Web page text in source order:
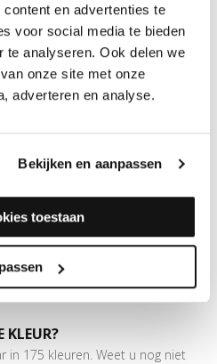
en advertenties te
voor social media te bieden
te analyseren. Ook delen we
onze site met onze
adverteren en analyse.
Bekijken en aanpassen
toestaan
JAZZ GREY #220
van geanodiseerd aluminium is
Het is zelfklevend en in meer
Dit profiel is voorzien van twee
gemonteerd kan
decor verkrijgbaar
beschikbaar van 24,5 x
5% snijverlies tijdens montage
KLEUR?
in 175 kleuren. Weet u nog niet